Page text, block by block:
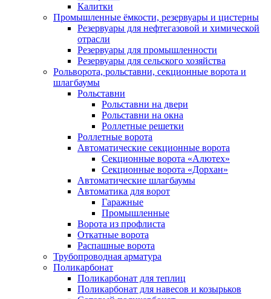
Калитки
Промышленные ёмкости, резервуары и цистерны
Резервуары для нефтегазовой и химической
отрасли
Резервуары для промышленности
Резервуары для сельского хозяйства
Рольворота, рольставни, секционные ворота и
шлагбаумы
Рольставни
Рольставни на двери
Рольставни на окна
Роллетные решетки
Роллетные ворота
Автоматические секционные ворота
Секционные ворота «Алютех»
Секционные ворота «Дорхан»
Автоматические шлагбаумы
Автоматика для ворот
Гаражные
Промышленные
Ворота из профлиста
Откатные ворота
Распашные ворота
Трубопроводная арматура
Поликарбонат
Поликарбонат для теплиц
Поликарбонат для навесов и козырьков